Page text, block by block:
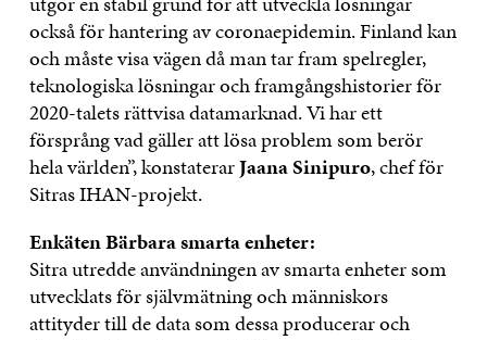
också för hantering av coronaepidemin. Finland kan
och måste visa vägen då man tar fram spelregler,
teknologiska lösningar och framgångshistorier för
2020-talets rättvisa datamarknad. Vi har ett
försprång vad gäller att lösa problem som berör
hela världen”, konstaterarJaana Sinipuro, chef för
Sitras IHAN-projekt.
Enkäten Bärbara smarta enheter:
Sitra utredde användningen av smarta enheter som
utvecklats för självmätning och människors
attityder till de data som dessa producerar och